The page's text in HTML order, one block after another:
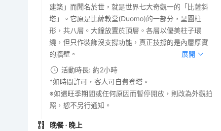
建築」而聞名於世，就是世界七大奇觀一的「比薩斜
塔」。它原是比薩教堂(Duomo)的一部分，呈圓柱
形，共八層。大鐘放置於頂層。各層以優美柱子環
繞，但只作裝飾沒支撐功能，真正技撐的是內層厚實
的牆壁。
展開
活動時長: 約2小時
*如時間許可，客人可自費登塔。
※如遇旺季期間或任何原因而暫停開放，則改為外觀拍
照，恕不另行通知。
晚餐 · 晚上